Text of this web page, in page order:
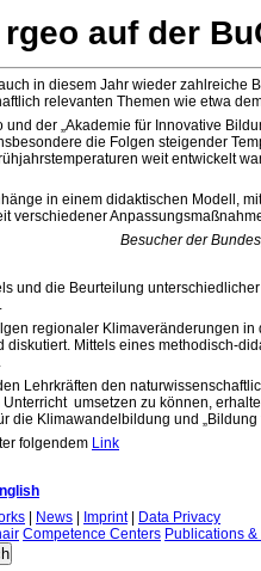
auf der
in diesem Jahr wieder
relevanten Themen wie etwa
und der „Akademie für Innovative
die Folgen steigender
weit entwickelt
in einem didaktischen Modell,
verschiedener
Besucher der
und die Beurteilung
regionaler Klimaveränderungen
Mittels eines methodisch-
Lehrkräften den
umsetzen zu können,
die Klimawandelbildung und
folgendem Link
News Imprint|
Data Privacy
Competence Centers Publications